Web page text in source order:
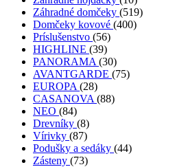
Záhradné domčeky (519)
Domčeky kovové (400)
Príslušenstvo (56)
HIGHLINE (39)
PANORAMA (30)
AVANTGARDE (75)
EUROPA (28)
CASANOVA (88)
NEO (84)
Drevníky (8)
Vírivky (87)
Podušky a sedáky (44)
Zásteny (73)